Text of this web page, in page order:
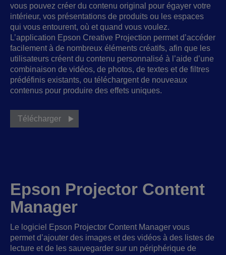
vous pouvez créer du contenu original pour égayer votre
intérieur, vos présentations de produits ou les espaces
qui vous entourent, où et quand vous voulez.
L’application Epson Creative Projection permet d’accéder
facilement à de nombreux éléments créatifs, afin que les
utilisateurs créent du contenu personnalisé à l’aide d’une
combinaison de vidéos, de photos, de textes et de filtres
prédéfinis existants, ou téléchargent de nouveaux
contenus pour produire des effets uniques.
Télécharger
Epson Projector Content
Manager
Le logiciel Epson Projector Content Manager vous
permet d’ajouter des images et des vidéos à des listes de
lecture et de les sauvegarder sur un périphérique de